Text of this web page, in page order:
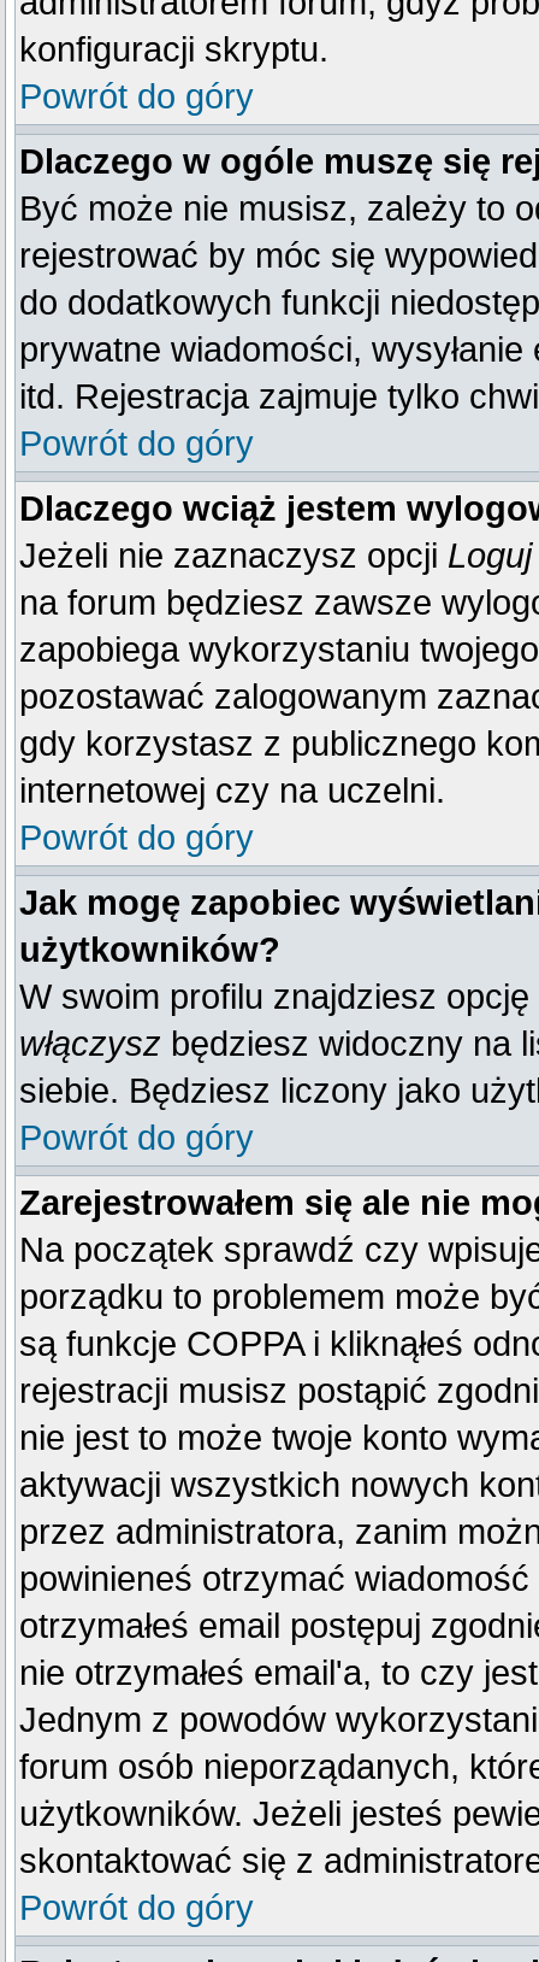
konfiguracji skryptu.
Powrót do góry
Dlaczego w ogóle muszę się
Być może nie musisz, zależy to
rejestrować by móc się
do dodatkowych funkcji
prywatne wiadomości,
itd. Rejestracja zajmuje tylko
Powrót do góry
Dlaczego wciąż jestem
Jeżeli nie zaznaczysz opcji
na forum będziesz zawsze
zapobiega wykorzystaniu
pozostawać zalogowanym
gdy korzystasz z publicznego
internetowej czy na uczelni.
Powrót do góry
Jak mogę zapobiec
użytkowników?
W swoim profilu znajdziesz opcję
włączysz będziesz widoczny na
siebie. Będziesz liczony jako
Powrót do góry
Zarejestrowałem się ale nie
Na początek sprawdź czy
porządku to problemem może
są funkcje COPPA i kliknąłeś
rejestracji musisz postąpić
nie jest to może twoje konto
aktywacji wszystkich nowych
przez administratora, zanim
powinieneś otrzymać
otrzymałeś email postępuj
nie otrzymałeś email'a, to czy
Jednym z powodów
forum osób nieporządanych,
użytkowników. Jeżeli jesteś
skontaktować się z
Powrót do góry